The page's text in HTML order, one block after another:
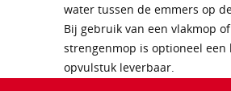
water tussen de emmers op
Bij gebruik van een vlakmop
strengenmop is optioneel een
opvulstuk leverbaar.